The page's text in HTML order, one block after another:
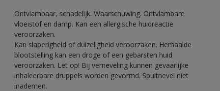
Ontvlambaar, schadelijk. Waarschuwing. Ontvlambare
vloeistof en damp. Kan een allergische huidreactie
veroorzaken.
Kan slaperigheid of duizeligheid veroorzaken. Herhaalde
blootstelling kan een droge of een gebarsten huid
veroorzaken. Let op! Bij verneveling kunnen gevaarlijke
inhaleerbare druppels worden gevormd. Spuitnevel niet
inademen.